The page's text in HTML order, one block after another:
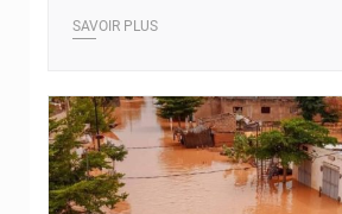
SAVOIR PLUS